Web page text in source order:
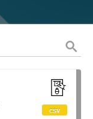
csv